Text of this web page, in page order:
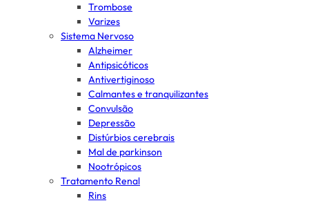
Trombose
Varizes
Sistema Nervoso
Alzheimer
Antipsicóticos
Antivertiginoso
Calmantes e tranquilizantes
Convulsão
Depressão
Distúrbios cerebrais
Mal de parkinson
Nootrópicos
Tratamento Renal
Rins